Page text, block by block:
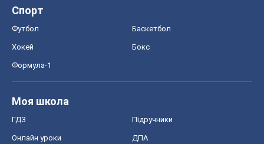
Спорт
Футбол Баскетбол
Хокей Бокс
Формула-1
Моя школа
ГДЗ Підручники
Онлайн уроки ДПА